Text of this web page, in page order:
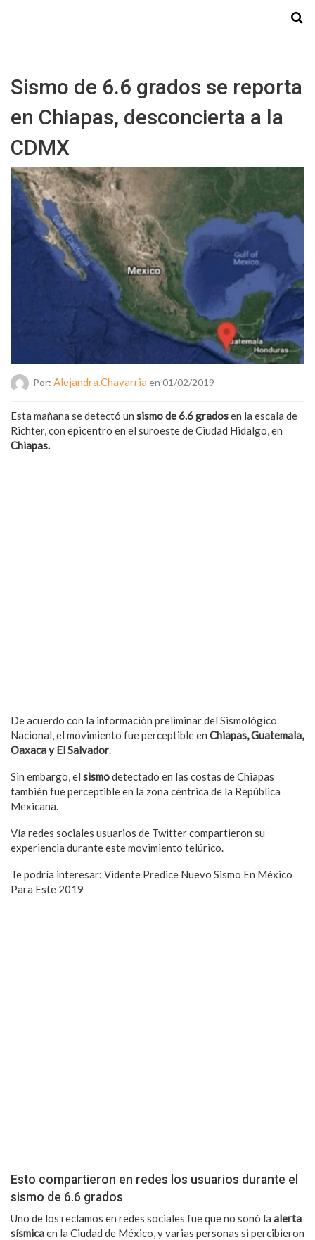
Sismo de 6.6 grados se reporta
en Chiapas, desconcierta a la
CDMX
Por: Alejandra.chavarria en 01/02/2019
Esta mañana se detectó un sismo de 6.6 gradosen la escala de
Richter, con epicentro en el suroeste de Ciudad Hidalgo, en
Chiapas.
De acuerdo con la información preliminar del Sismológico
Nacional, el movimiento fue perceptible en Chiapas, Guatemala,
Oaxaca y El Salvador.
Sin embargo, el sismodetectado en las costas de Chiapas
también fue perceptible en la zona céntrica de la República
Mexicana.
Vía redes sociales usuarios de Twitter compartieron su
experiencia durante este movimiento telúrico.
Te podría interesar: Vidente Predice Nuevo Sismo En México
Para Este 2019
Esto compartieron en redes los usuarios durante el
sismo de 6.6 grados
Uno de los reclamos en redes sociales fue que no sonó la alerta
sísmicaen la Ciudad de México, y varias personas si percibieron